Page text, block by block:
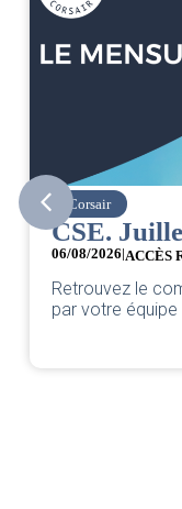
Corsair
CSE. Juillet
06/08/2026|ACCÈS
Retrouvez le compte
par votre équipe